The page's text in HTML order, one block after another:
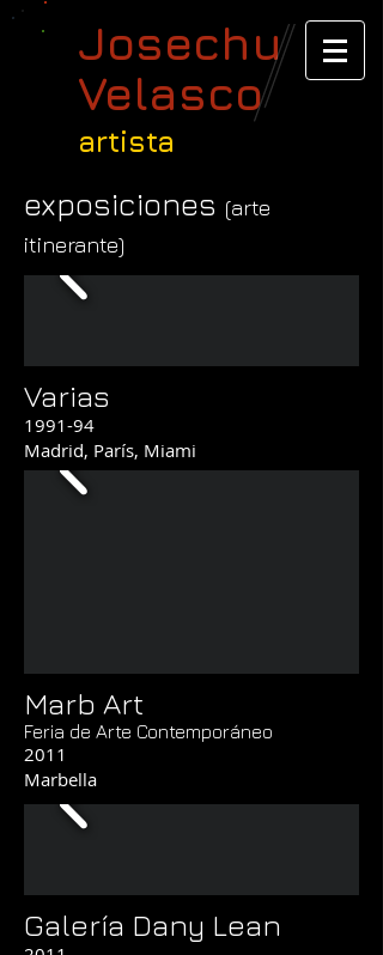
Josechu
Velasco
artista
exposiciones (arte
itinerante)
Varias
1991-94
Madrid, París, Miami
Marb Art
Feria de Arte Contemporáneo
2011
Marbella
Galería Dany Lean